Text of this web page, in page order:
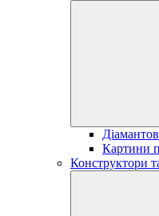
Картини
Конструктори